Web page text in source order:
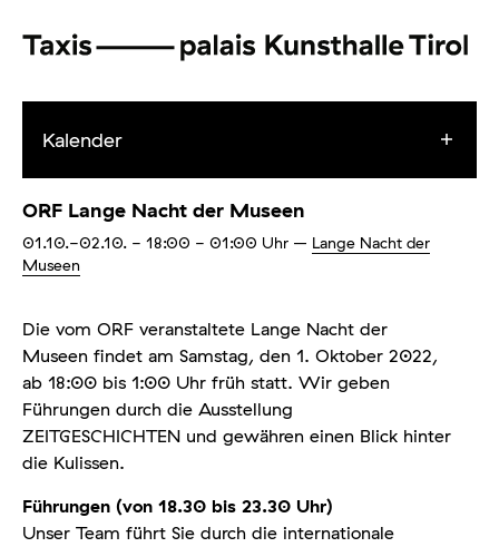
Kalender
ORF Lange Nacht der Museen
01.10.-02.10. - 18:00 - 01:00 Uhr – Lange Nacht der
Museen
Die vom ORF veranstaltete Lange Nacht der
Museen findet am Samstag, den 1. Oktober 2022,
ab 18:00 bis 1:00 Uhr früh statt. Wir geben
Führungen durch die Ausstellung
ZEITGESCHICHTEN und gewähren einen Blick hinter
die Kulissen.
Führungen (von 18.30 bis 23.30 Uhr)
Unser Team führt Sie durch die internationale